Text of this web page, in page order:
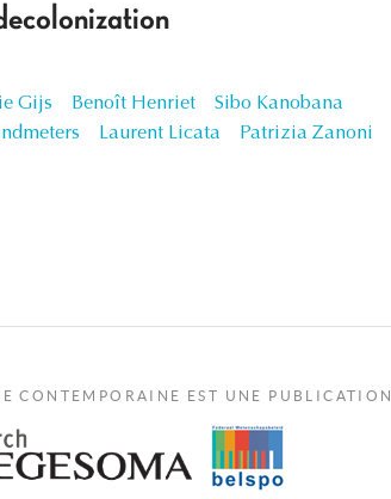
Gijs Benoît Henriet
Sibo Kanobana
Laurent Licata Patrizia Zanoni
CONTEMPORAINE EST UNE